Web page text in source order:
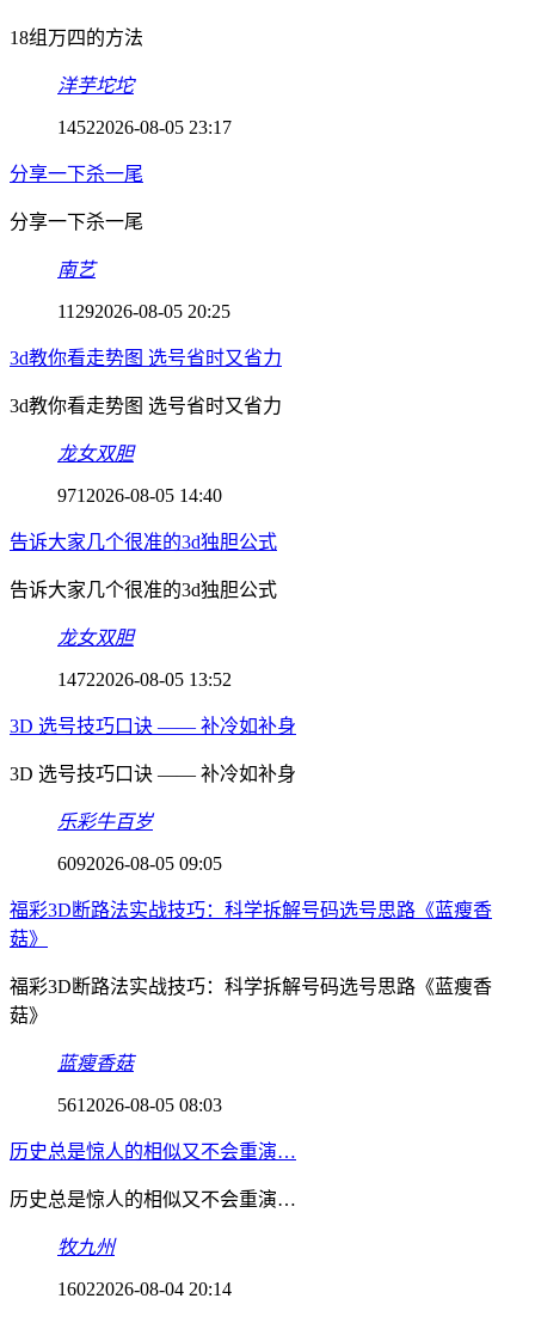
18组万四的方法
洋芋坨坨
14522026-08-05 23:17
分享一下杀一尾
分享一下杀一尾
南艺
11292026-08-05 20:25
3d教你看走势图 选号省时又省力
3d教你看走势图 选号省时又省力
龙女双胆
971 2026-08-05 14:40
告诉大家几个很准的3d独胆公式
告诉大家几个很准的3d独胆公式
龙女双胆
14722026-08-05 13:52
3D 选号技巧口诀 —— 补冷如补身
3D 选号技巧口诀 —— 补冷如补身
乐彩牛百岁
6092026-08-05 09:05
福彩3D断路法实战技巧：科学拆解号码选号思路《蓝瘦香
菇》
福彩3D断路法实战技巧：科学拆解号码选号思路《蓝瘦香
菇》
蓝瘦香菇
561 2026-08-05 08:03
历史总是惊人的相似又不会重演…
历史总是惊人的相似又不会重演…
牧九州
16022026-08-04 20:14